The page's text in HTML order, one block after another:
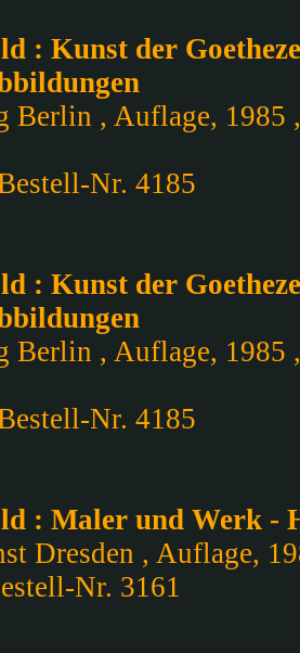
: Kunst der
Berlin , Auflage, 1985
Nr. 4185
: Kunst der
Berlin , Auflage, 1985
Nr. 4185
: Maler und Werk -
Dresden , Auflage,
Nr. 3161